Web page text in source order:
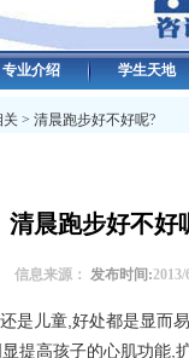
专业介绍 学生天地
关 > 清晨跑步好不好呢?
清晨跑步好不好
信息来源： 发布时间:2013/
是儿童,好处都是显而
提高孩子的心肌功能,